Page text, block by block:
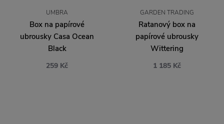
UMBRA
Box na papírové
ubrousky Casa Ocean
Black
259 Kč
GARDEN TRADING
Ratanový box na
papírové ubrousky
Wittering
1 185 Kč